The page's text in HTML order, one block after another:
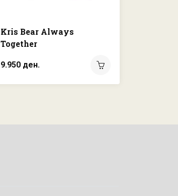
Kris Bear Always
Together
9.950 ден.